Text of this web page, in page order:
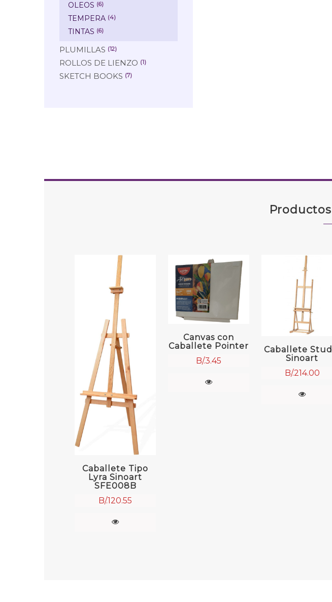
OLEOS (6)
TEMPERA (4)
TINTAS (6)
PLUMILLAS (12)
ROLLOS DE LIENZO (1)
SKETCH BOOKS (7)
Caballete Tipo
Lyra Sinoart
SFE008B
B/.120.55
Canvas con
Caballete Pointer
B/.3.45
Caballete
Sinoart
B/.214.00